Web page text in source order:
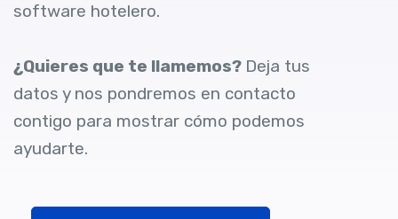
software hotelero.
¿Quieres que te llamemos? Deja tus
datos y nos pondremos en contacto
contigo para mostrar cómo podemos
ayudarte.